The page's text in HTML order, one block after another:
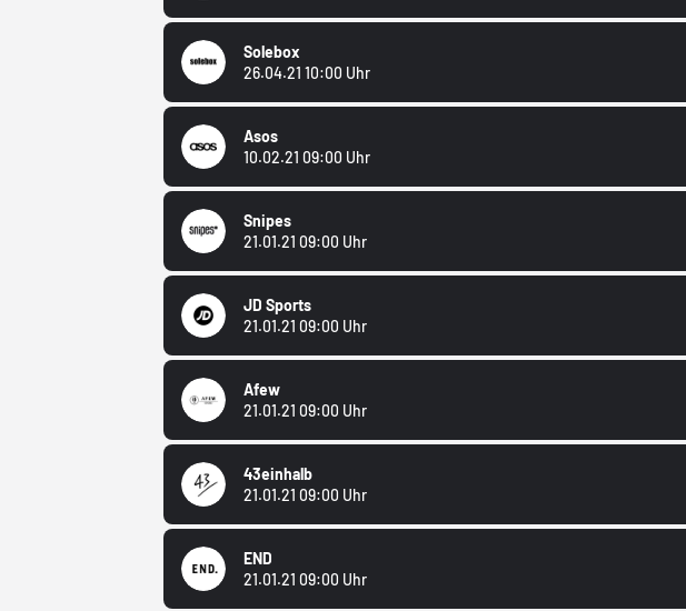
Solebox
26.04.21 10:00 Uhr
Asos
10.02.21 09:00 Uhr
Snipes
21.01.21 09:00 Uhr
JD Sports
21.01.21 09:00 Uhr
Afew
21.01.21 09:00 Uhr
43einhalb
21.01.21 09:00 Uhr
END
21.01.21 09:00 Uhr